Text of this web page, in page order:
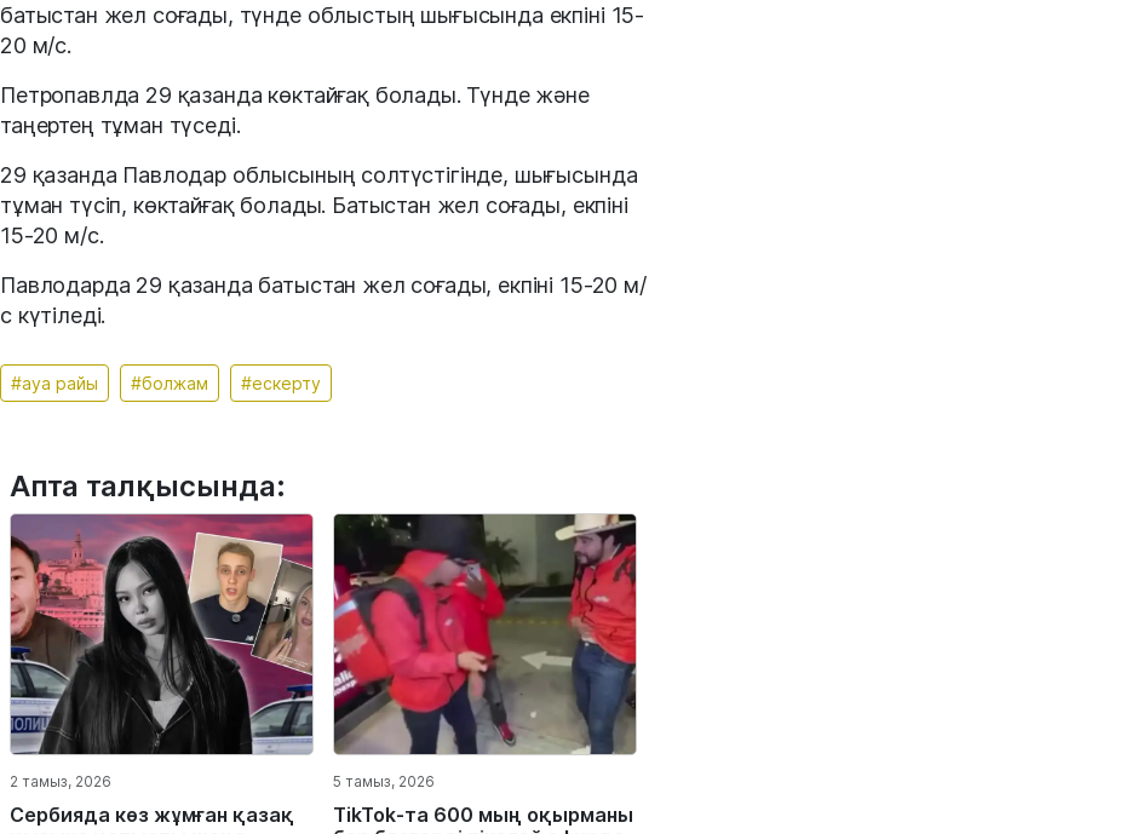
батыстан жел соғады, түнде облыстың шығысында екпіні 15-
20 м/с.
Петропавлда 29 қазанда көктайғақ болады. Түнде және
таңертең тұман түседі.
29 қазанда Павлодар облысының солтүстігінде, шығысында
тұман түсіп, көктайғақ болады. Батыстан жел соғады, екпіні
15-20 м/с.
Павлодарда 29 қазанда батыстан жел соғады, екпіні 15-20 м/
с күтіледі.
#ауа райы #болжам #ескерту
Апта талқысында:
2 тамыз, 2026
Сербияда көз жұмған қазақ
5 тамыз, 2026
TikTok-та 600 мың оқырманы